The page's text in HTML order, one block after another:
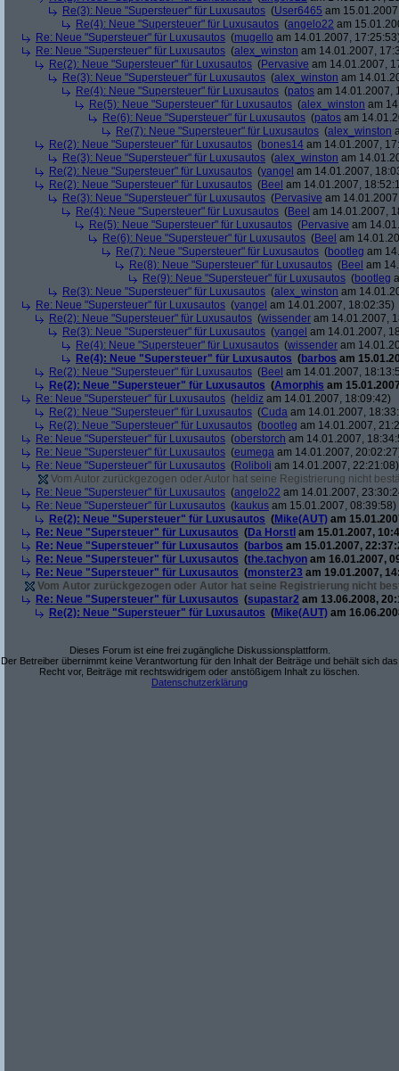
Re(3): Neue "Supersteuer" für Luxusautos (User6465 am
Re(4): Neue "Supersteuer" für Luxusautos (angelo22 am
Re: Neue "Supersteuer" für Luxusautos (mugello am 14.01.2007,
Re: Neue "Supersteuer" für Luxusautos (alex_winston am 14.01.2007,
Re(2): Neue "Supersteuer" für Luxusautos (Pervasive am 14.01.2007,
Re(3): Neue "Supersteuer" für Luxusautos (alex_winston am
Re(4): Neue "Supersteuer" für Luxusautos (patos am 14.01.2007,
Re(5): Neue "Supersteuer" für Luxusautos (alex_winston am
Re(6): Neue "Supersteuer" für Luxusautos (patos am
Re(7): Neue "Supersteuer" für Luxusautos (alex_winston
Re(2): Neue "Supersteuer" für Luxusautos (bones14 am 14.01.2007,
Re(3): Neue "Supersteuer" für Luxusautos (alex_winston am
Re(2): Neue "Supersteuer" für Luxusautos (yangel am 14.01.2007,
Re(2): Neue "Supersteuer" für Luxusautos (Beel am 14.01.2007,
Re(3): Neue "Supersteuer" für Luxusautos (Pervasive am
Re(4): Neue "Supersteuer" für Luxusautos (Beel am 14.01.2007,
Re(5): Neue "Supersteuer" für Luxusautos (Pervasive am
Re(6): Neue "Supersteuer" für Luxusautos (Beel am
Re(7): Neue "Supersteuer" für Luxusautos (bootleg am
Re(8): Neue "Supersteuer" für Luxusautos (Beel am
Re(9): Neue "Supersteuer" für Luxusautos (bootleg
Re(3): Neue "Supersteuer" für Luxusautos (alex_winston am
Re: Neue "Supersteuer" für Luxusautos (yangel am 14.01.2007, 18:02:35)
Re(2): Neue "Supersteuer" für Luxusautos (wissender am 14.01.2007,
Re(3): Neue "Supersteuer" für Luxusautos (yangel am 14.01.2007,
Re(4): Neue "Supersteuer" für Luxusautos (wissender am
Re(4): Neue "Supersteuer" für Luxusautos (barbos am
Re(2): Neue "Supersteuer" für Luxusautos (Beel am 14.01.2007,
Re(2): Neue "Supersteuer" für Luxusautos (Amorphis am
Re: Neue "Supersteuer" für Luxusautos (heldiz am 14.01.2007, 18:09:42)
Re(2): Neue "Supersteuer" für Luxusautos (Cuda am 14.01.2007,
Re(2): Neue "Supersteuer" für Luxusautos (bootleg am 14.01.2007,
Re: Neue "Supersteuer" für Luxusautos (oberstorch am 14.01.2007,
Re: Neue "Supersteuer" für Luxusautos (eumega am 14.01.2007,
Re: Neue "Supersteuer" für Luxusautos (Roliboli am 14.01.2007, 22:21:08)
Vom Autor zurückgezogen oder Autor hat seine Registrierung nicht
Re: Neue "Supersteuer" für Luxusautos (angelo22 am 14.01.2007,
Re: Neue "Supersteuer" für Luxusautos (kaukus am 15.01.2007, 08:39:58)
Re(2): Neue "Supersteuer" für Luxusautos (Mike(AUT) am
Re: Neue "Supersteuer" für Luxusautos (Da Horstl am 15.01.2007,
Re: Neue "Supersteuer" für Luxusautos (barbos am 15.01.2007,
Re: Neue "Supersteuer" für Luxusautos (the.tachyon am 16.01.2007,
Re: Neue "Supersteuer" für Luxusautos (monster23 am 19.01.2007,
Vom Autor zurückgezogen oder Autor hat seine Registrierung nicht
Re: Neue "Supersteuer" für Luxusautos (supastar2 am 13.06.2008,
Re(2): Neue "Supersteuer" für Luxusautos (Mike(AUT) am
Dieses Forum ist eine frei zugängliche Diskussionsplattform.
Der Betreiber übernimmt keine Verantwortung für den Inhalt der Beiträge und behält sich das
Recht vor, Beiträge mit rechtswidrigem oder anstößigem Inhalt zu löschen.
Datenschutzerklärung